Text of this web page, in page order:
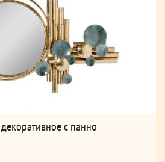
с панно